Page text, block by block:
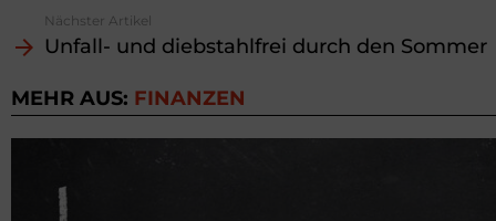
Nächster Artikel
Unfall- und diebstahlfrei durch den Sommer
MEHR AUS: FINANZEN